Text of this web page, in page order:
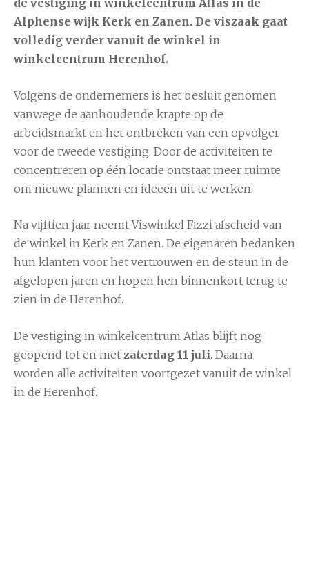
de vestiging in winkelcentrum Atlas in de
Alphense wijk Kerk en Zanen. De viszaak gaat
volledig verder vanuit de winkel in
winkelcentrum Herenhof.
Volgens de ondernemers is het besluit genomen
vanwege de aanhoudende krapte op de
arbeidsmarkt en het ontbreken van een opvolger
voor de tweede vestiging. Door de activiteiten te
concentreren op één locatie ontstaat meer ruimte
om nieuwe plannen en ideeën uit te werken.
Na vijftien jaar neemt Viswinkel Fizzi afscheid van
de winkel in Kerk en Zanen. De eigenaren bedanken
hun klanten voor het vertrouwen en de steun in de
afgelopen jaren en hopen hen binnenkort terug te
zien in de Herenhof.
De vestiging in winkelcentrum Atlas blijft nog
geopend tot en met zaterdag 11 juli. Daarna
worden alle activiteiten voortgezet vanuit de winkel
in de Herenhof.